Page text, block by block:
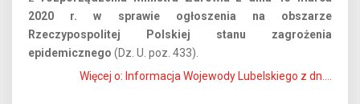
2020 r. w sprawie ogłoszenia na obszarze
Rzeczypospolitej Polskiej stanu zagrożenia
epidemicznego (Dz. U. poz. 433).
Więcej o: Informacja Wojewody Lubelskiego z dn....